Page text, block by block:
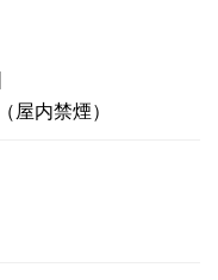
屋内禁煙）